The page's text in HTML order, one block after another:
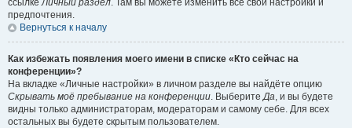
ссылкеЛичный раздел. Там вы можете изменить все свои настройки и
предпочтения.
Вернуться к началу
Как избежать появления моего имени в списке «Кто сейчас на
конференции»?
На вкладке «Личные настройки» в личном разделе вы найдёте опцию
Скрывать моё пребывание на конференции. ВыберитеДа, и вы будете
видны только администраторам, модераторам и самому себе. Для всех
остальных вы будете скрытым пользователем.